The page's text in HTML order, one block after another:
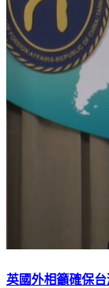
英國外相籲確保